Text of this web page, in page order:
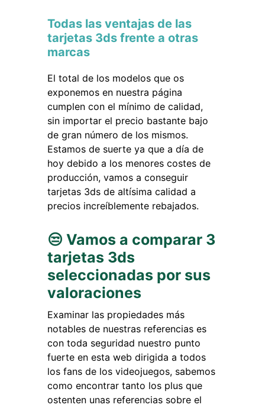
Todas las ventajas de las
tarjetas 3ds frente a otras
marcas
El total de los modelos que os
exponemos en nuestra página
cumplen con el mínimo de calidad,
sin importar el precio bastante bajo
de gran número de los mismos.
Estamos de suerte ya que a día de
hoy debido a los menores costes de
producción, vamos a conseguir
tarjetas 3ds de altísima calidad a
precios increíblemente rebajados.
😒 Vamos a comparar 3
tarjetas 3ds
seleccionadas por sus
valoraciones
Examinar las propiedades más
notables de nuestras referencias es
con toda seguridad nuestro punto
fuerte en esta web dirigida a todos
los fans de los videojuegos, sabemos
como encontrar tanto los plus que
ostenten unas referencias sobre el